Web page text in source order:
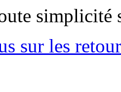
simplicité
sur les